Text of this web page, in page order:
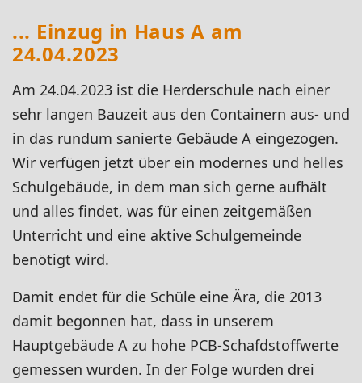
... Einzug in Haus A am
24.04.2023
Am 24.04.2023 ist die Herderschule nach einer
sehr langen Bauzeit aus den Containern aus- und
in das rundum sanierte Gebäude A eingezogen.
Wir verfügen jetzt über ein modernes und helles
Schulgebäude, in dem man sich gerne aufhält
und alles findet, was für einen zeitgemäßen
Unterricht und eine aktive Schulgemeinde
benötigt wird.
Damit endet für die Schüle eine Ära, die 2013
damit begonnen hat, dass in unserem
Hauptgebäude A zu hohe PCB-Schafdstoffwerte
gemessen wurden. In der Folge wurden drei